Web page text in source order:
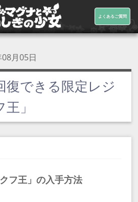
よくあるご質問
月05日
復できる限定レジ
」
フ王」の入手方法